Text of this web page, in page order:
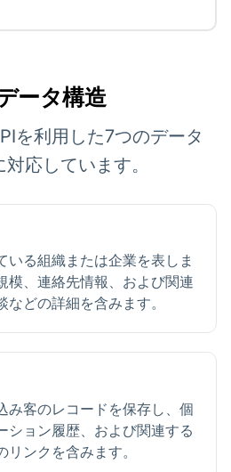
ータ構造
を利用した7つのデータ
応しています。
いる組織または企業を表しま
模、連絡先情報、および関連
どの詳細を含みます。
み客のレコードを保存し、個
ション履歴、および関連する
ンクを含みます。